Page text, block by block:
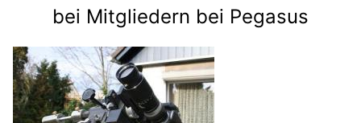
bei Mitgliedern bei Pegasus